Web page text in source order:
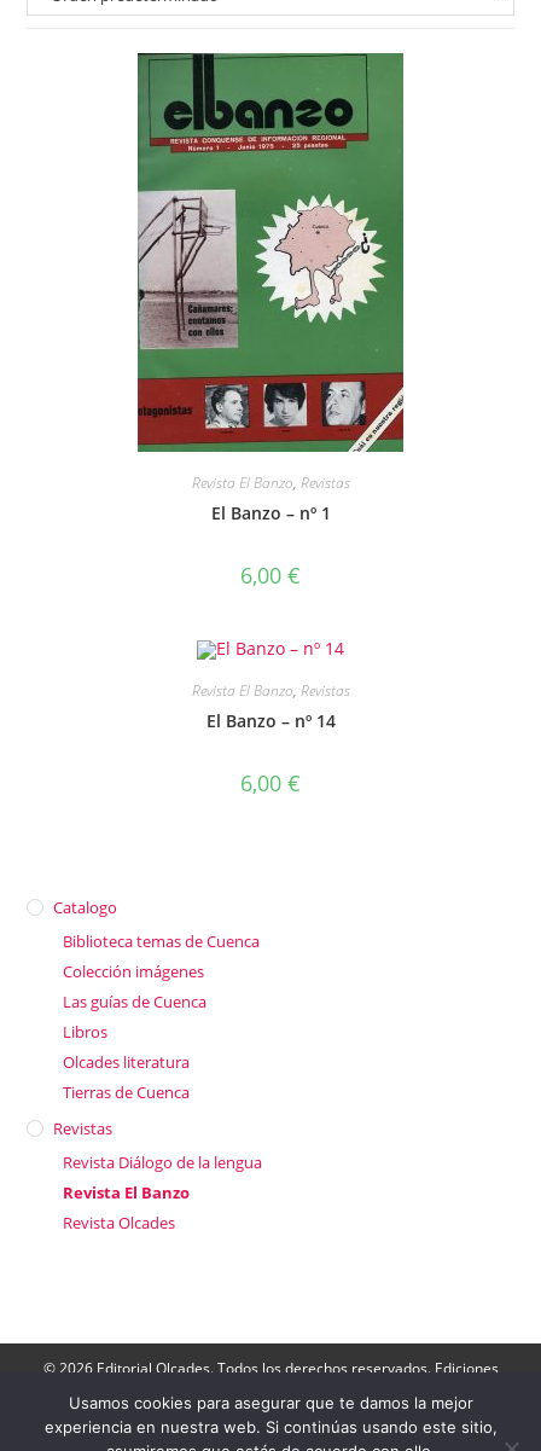
Revista El Banzo, Revistas
El Banzo – nº 1
6,00 €
Revista El Banzo, Revistas
El Banzo – nº 14
6,00 €
Catalogo
Biblioteca temas de Cuenca
Colección imágenes
Las guías de Cuenca
Libros
Olcades literatura
Tierras de Cuenca
Revistas
Revista Diálogo de la lengua
Revista El Banzo
Revista Olcades
© 2026 Editorial Olcades. Todos los derechos reservados. Ediciones
264.
Director: José Luis Muñoz |Contactar|Aviso Legal|Política de
Privacidad | Politica de cookies Acceder a Ediciones Olcades
Usamos cookies para asegurar que te damos la mejor
experiencia en nuestra web. Si continúas usando este sitio,